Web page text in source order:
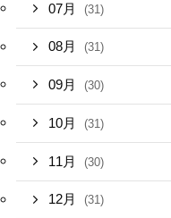
07月 (31)
08月 (31)
09月 (30)
10月 (31)
11月 (30)
12月 (31)